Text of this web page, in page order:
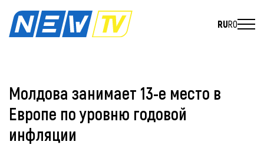
RURO
Молдова занимает 13-е место в
Европе по уровню годовой
инфляции